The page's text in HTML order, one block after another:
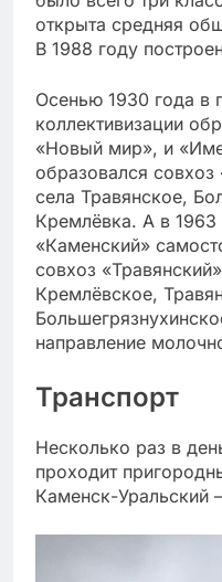
открыта средняя
В 1988 году
Осенью 1930 года в
коллективизации
«Новый мир», и
образовался
села Травянское,
Кремлёвка. А в 1963
«Каменский»
совхоз
Кремлёвское,
направление
Транспорт
Несколько раз в
проходит
Каменск-Уральский